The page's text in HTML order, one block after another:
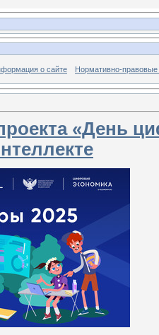
о сайте Нормативно-правовые
«День